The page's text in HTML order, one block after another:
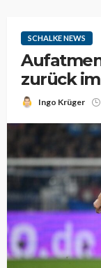
SCHALKE NEWS
zurück
Ingo Krüger